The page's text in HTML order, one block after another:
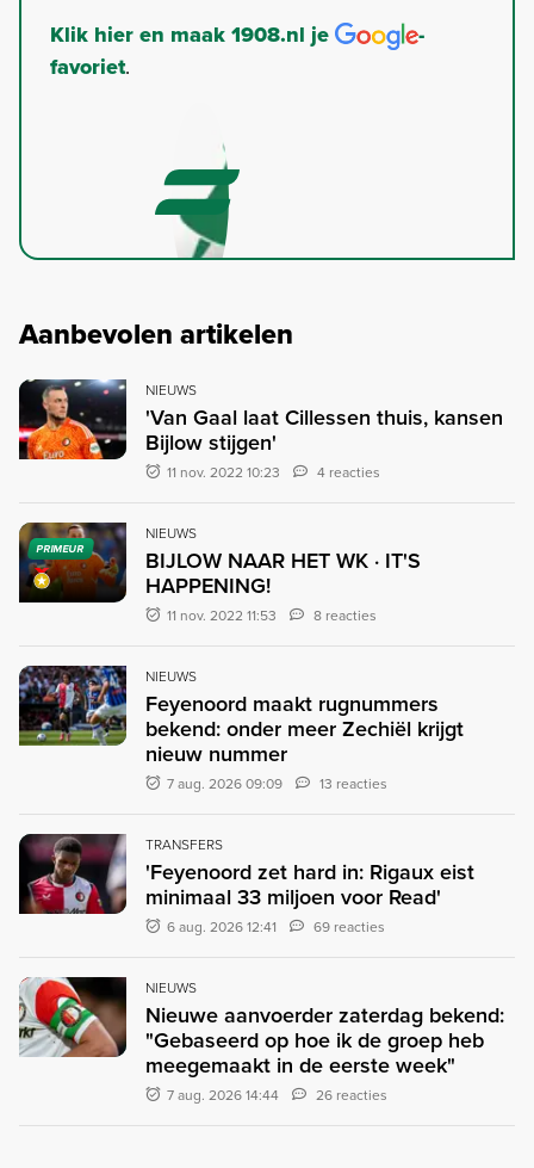
Klik hier en maak 1908.nl je
-
favoriet.
Aanbevolen artikelen
NIEUWS
'Van Gaal laat Cillessen thuis, kansen
Bijlow stijgen'
11 nov. 2022 10:23 4 reacties
PRIMEUR
NIEUWS
BIJLOW NAAR HET WK · IT'S
HAPPENING!
11 nov. 2022 11:53 8 reacties
NIEUWS
Feyenoord maakt rugnummers
bekend: onder meer Zechiël krijgt
nieuw nummer
7 aug. 2026 09:09 13 reacties
TRANSFERS
'Feyenoord zet hard in: Rigaux eist
minimaal 33 miljoen voor Read'
6 aug. 2026 12:41 69 reacties
NIEUWS
Nieuwe aanvoerder zaterdag bekend:
"Gebaseerd op hoe ik de groep heb
meegemaakt in de eerste week"
7 aug. 2026 14:44 26 reacties